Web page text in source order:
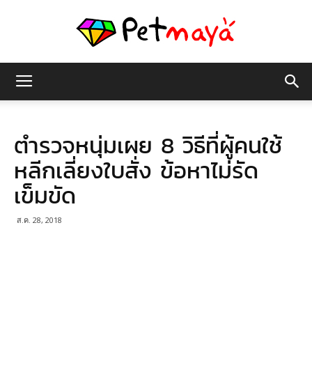
มายา
ตำรวจหนุ่มเผย 8 วิธีที่ผู้คนใช้
หลีกเลี่ยงใบสั่ง ข้อหาไม่รัด
เข็มขัด
ส.ค. 28, 2018